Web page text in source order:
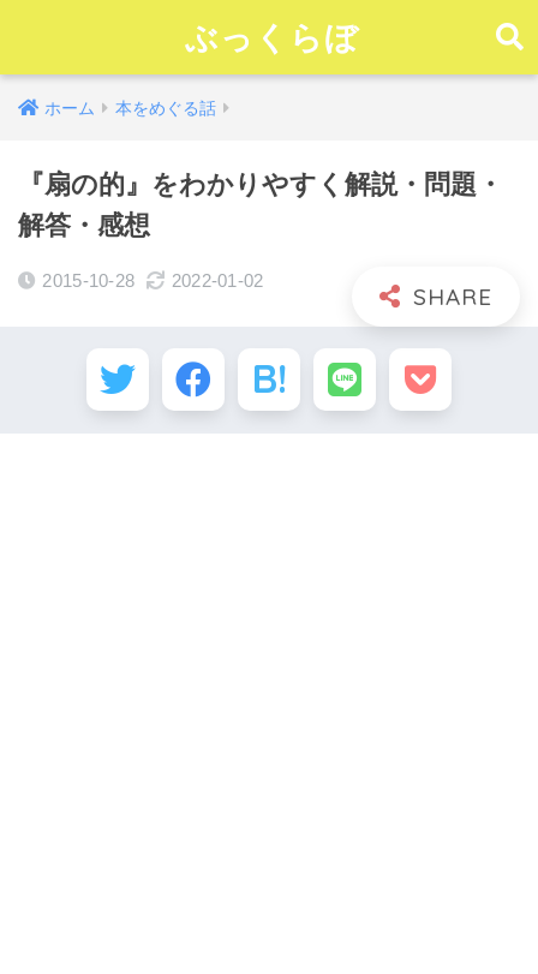
ぶっくらぼ
ホーム 本をめぐる話
『扇の的』をわかりやすく解説・問題・
解答・感想
2015-10-28 2022-01-02